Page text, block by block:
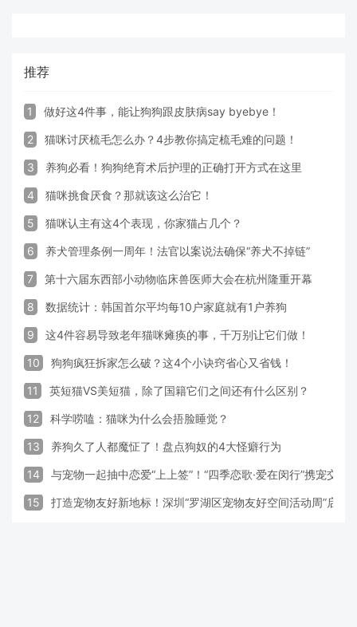
推荐
1 做好这4件事，能让狗狗跟皮肤病say byebye！
2 猫咪讨厌梳毛怎么办？4步教你搞定梳毛难的问题！
3 养狗必看！狗狗绝育术后护理的正确打开方式在这里
4 猫咪挑食厌食？那就该这么治它！
5 猫咪认主有这4个表现，你家猫占几个？
6 养犬管理条例一周年！法官以案说法确保“养犬不掉链”
7 第十六届东西部小动物临床兽医师大会在杭州隆重开幕
8 数据统计：韩国首尔平均每10户家庭就有1户养狗
9 这4件容易导致老年猫咪瘫痪的事，千万别让它们做！
10 狗狗疯狂拆家怎么破？这4个小诀窍省心又省钱！
11 英短猫VS美短猫，除了国籍它们之间还有什么区别？
12 科学唠嗑：猫咪为什么会捂脸睡觉？
13 养狗久了人都魔怔了！盘点狗奴的4大怪癖行为
14 与宠物一起抽中恋爱“上上签”！“四季恋歌·爱在闵行”携宠交友
15 打造宠物友好新地标！深圳“罗湖区宠物友好空间活动周”启动